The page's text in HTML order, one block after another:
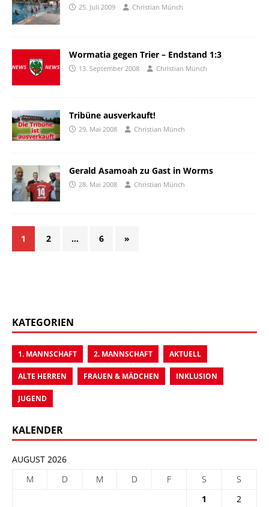
25. Juli 2009 Christian Münch
Wormatia gegen Trier – Endstand 1:3
13. September 2008 Christian Münch
Tribüne ausverkauft!
29. Mai 2008 Christian Münch
Gerald Asamoah zu Gast in Worms
28. Mai 2008 Christian Münch
1 2 … 6 »
KATEGORIEN
1. MANNSCHAFT 2. MANNSCHAFT AKTUELL
ALTE HERREN FRAUEN & MÄDCHEN INKLUSION
JUGEND
KALENDER
AUGUST 2026
M
D M D F S
S
1
2